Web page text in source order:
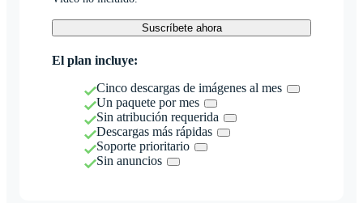
Suscríbete ahora
El plan incluye:
Cinco descargas de imágenes al mes
Un paquete por mes
Sin atribución requerida
Descargas más rápidas
Soporte prioritario
Sin anuncios